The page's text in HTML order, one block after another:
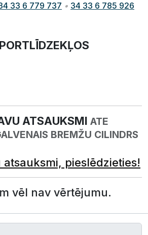
33 6 779 737 • 34 33 6 785 926
ATSAUKSMI ATE
BREMŽU CILINDRS
atsauksmi, pieslēdzieties!
vēl nav vērtējumu.